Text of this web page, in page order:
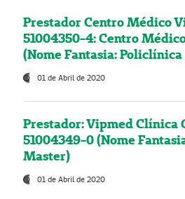
Prestador Centro Médico
51004350-4: Centro
(Nome Fantasia:
01 de Abril de 2020
Prestador: Vipmed Clínica
51004349-0 (Nome
Master)
01 de Abril de 2020